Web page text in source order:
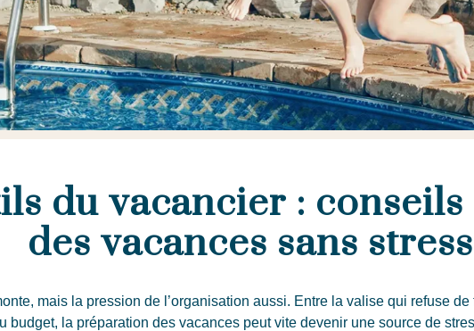
du vacancier :
des vacances sans stress
mais la pression de l’organisation aussi. Entre la valise qui refuse
budget, la préparation des vacances peut vite devenir une source de